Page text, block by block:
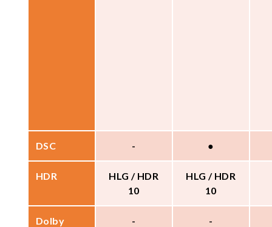
DSC - ●
HDR
HLG / HDR
10
HLG / HDR
10
Dolby - -